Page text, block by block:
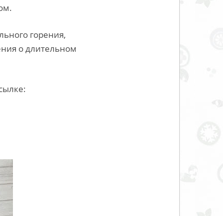
горения,
о длительном